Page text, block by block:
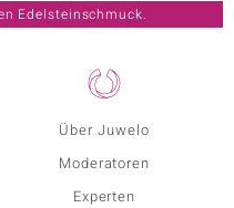
Über Juwelo
Moderatoren
Experten
Edelsteinschmuck.